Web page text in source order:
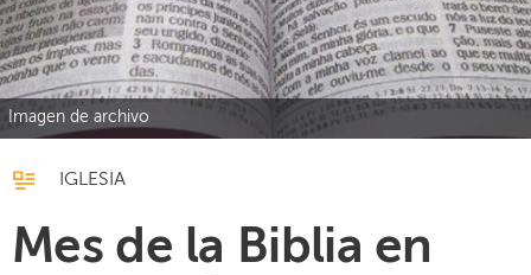
Imagen de archivo
IGLESIA
Mes de la Biblia en